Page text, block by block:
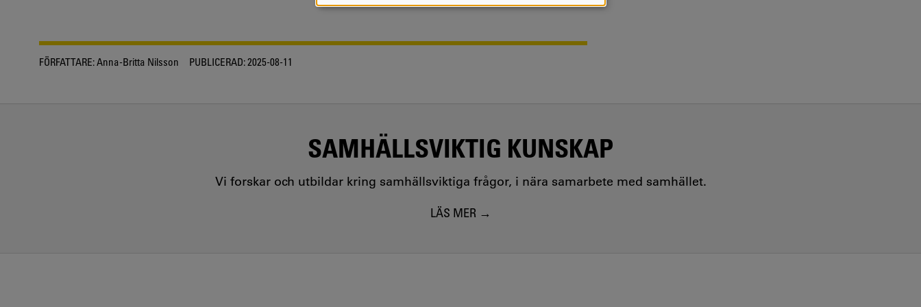
FÖRFATTARE: Anna-Britta Nilsson PUBLICERAD:2025-08-11
SAMHÄLLSVIKTIG KUNSKAP
Vi forskar och utbildar kring samhällsviktiga frågor, i nära samarbete med samhället.
LÄS MER